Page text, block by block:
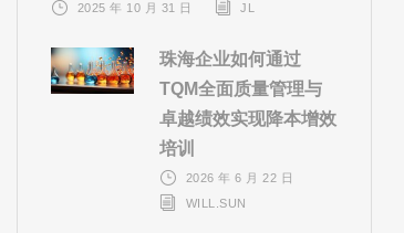
2025 年 10 月 31 日 JL
珠海企业如何通过
TQM全面质量管理与
卓越绩效实现降本增效
培训
2026 年 6 月 22 日
WILL.SUN